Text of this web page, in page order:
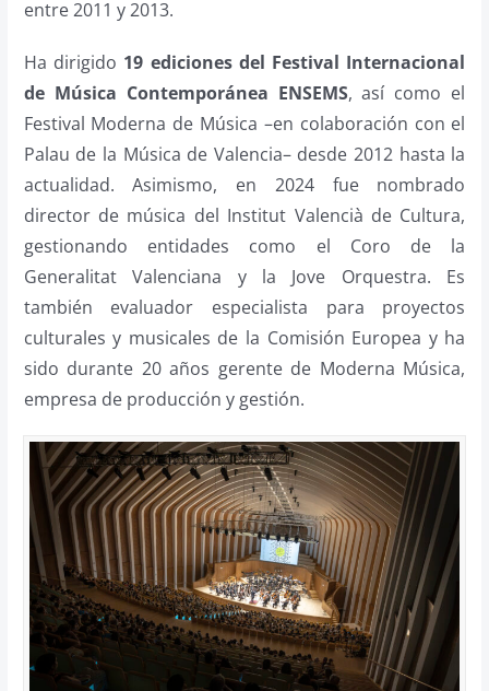
entre 2011 y 2013.
Ha dirigido 19 ediciones del Festival Internacional
de Música Contemporánea ENSEMS, así como el
Festival Moderna de Música –en colaboración con el
Palau de la Música de Valencia– desde 2012 hasta la
actualidad. Asimismo, en 2024 fue nombrado
director de música del Institut Valencià de Cultura,
gestionando entidades como el Coro de la
Generalitat Valenciana y la Jove Orquestra. Es
también evaluador especialista para proyectos
culturales y musicales de la Comisión Europea y ha
sido durante 20 años gerente de Moderna Música,
empresa de producción y gestión.